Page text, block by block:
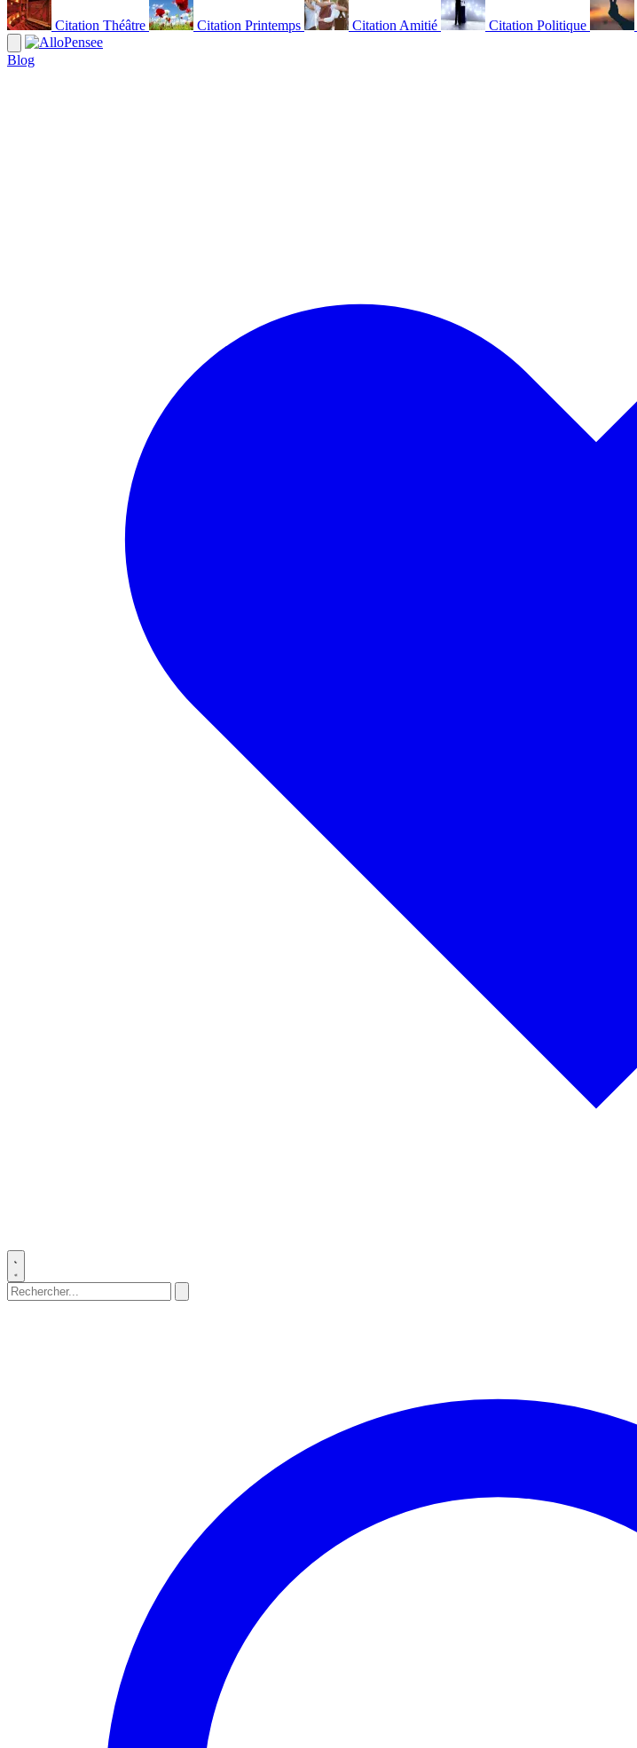
Citation Théâtre Citation Printemps Citation Amitié Citation Politique
Blog